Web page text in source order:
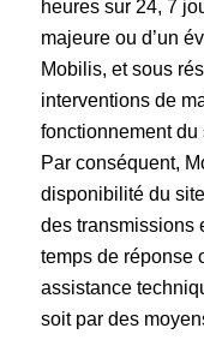
heures sur 24, 7
majeure ou d’un
Mobilis, et sous
interventions de
fonctionnement du
Par conséquent,
disponibilité du
des transmissions
temps de réponse
assistance
soit par des